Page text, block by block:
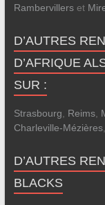
Rambervillerset
D’AUTRES
D’AFRIQUE
SUR :
Strasbourg, Reims,
Charleville-Mézières,
D’AUTRES
BLACKS